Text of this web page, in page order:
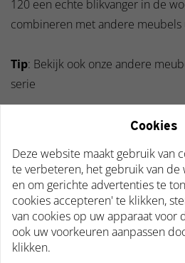
120 een echte blikvanger in de
combineren met andere meubels
Tip: Bekijk ook onze andere
serie
Vorm
Materiaal tafelblad
Kleur tafelblad
Afwerking tafelblad
Cookies
Deze website maakt gebruik van
te verbeteren, het gebruik van de
en om gerichte advertenties te
cookies accepteren' te klikken,
van cookies op uw apparaat voor
ook uw voorkeuren aanpassen
klikken.